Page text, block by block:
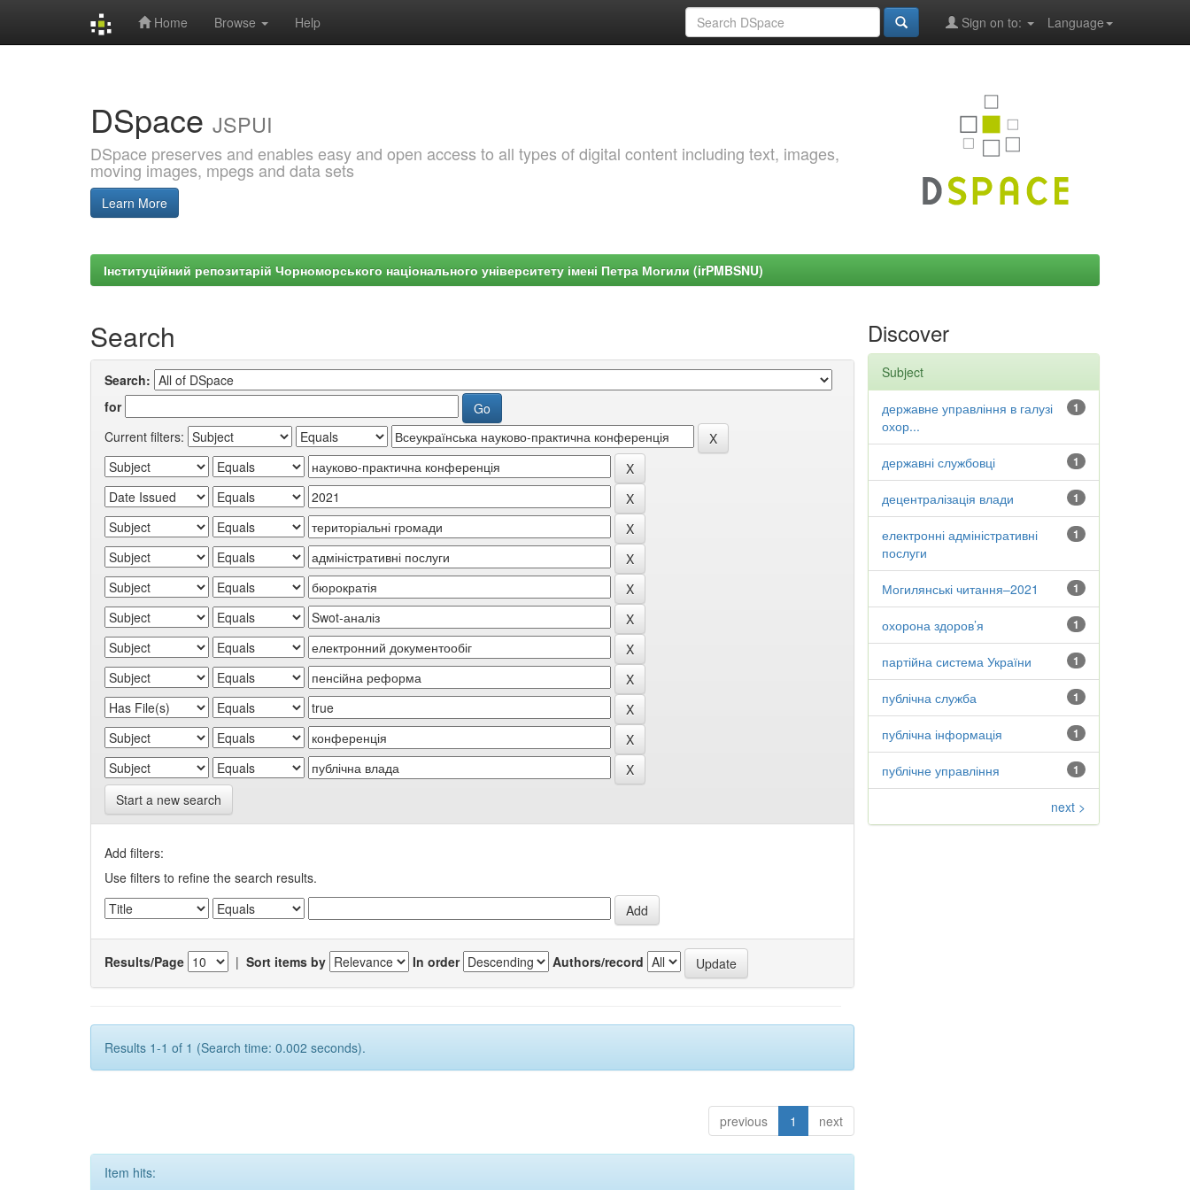
Home Browse Help Language
Sign on to:
DSpace JSPUI
DSpace preserves and enables easy and open access to all types of digital content including text, images,
moving images, mpegs and data sets
Learn More
Інституційний репозитарій Чорноморського національного університету імені Петра Могили (irPMBSNU)
Search
Search:
for
Current filters:
Start a new search
Add filters:
Use filters to refine the search results.
Results/Page | Sort items by In order Authors/record
Results 1-1 of 1 (Search time: 0.002 seconds).
previous 1 next
Item hits:
Discover
Subject
1
державне управління в галузі
охор...
1
державні службовці
1
децентралізація влади
1
електронні адміністративні
послуги
1
Могилянські читання–2021
1
охорона здоров’я
1
партійна система України
1
публічна служба
1
публічна інформація
1
публічне управління
next >